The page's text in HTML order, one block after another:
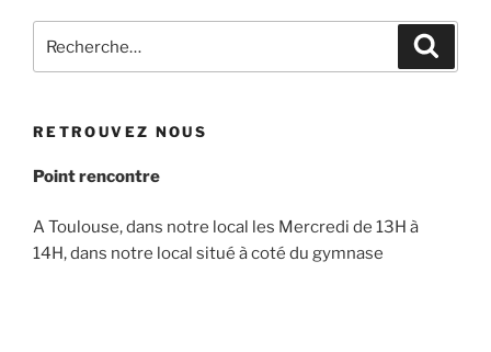
pour
RETROUVEZ NOUS
Point rencontre
A Toulouse, dans notre local les Mercredi de 13H à
14H, dans notre local situé à coté du gymnase